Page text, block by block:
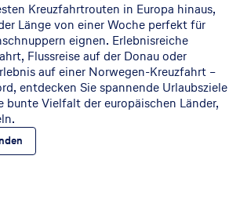
Kreuzfahrtrouten in Europa hinaus,
Länge von einer Woche perfekt für
eignen. Erlebnisreiche
Flussreise auf der Donau oder
auf einer Norwegen-Kreuzfahrt –
entdecken Sie spannende Urlaubsziele
bunte Vielfalt der europäischen Länder,